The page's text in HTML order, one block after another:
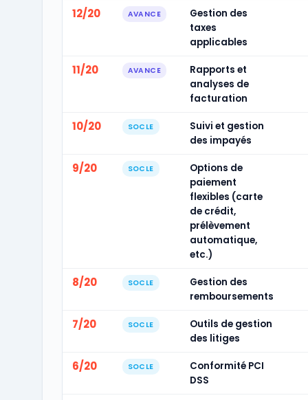
12/20 AVANCE
Gestion des
taxes
applicables
11/20 AVANCE
Rapports et
analyses de
facturation
10/20 SOCLE
Suivi et gestion
des impayés
9/20 SOCLE
Options de
paiement
flexibles (carte
de crédit,
prélèvement
automatique,
etc.)
8/20 SOCLE
Gestion des
remboursements
7/20 SOCLE
Outils de gestion
des litiges
6/20 SOCLE
Conformité PCI
DSS